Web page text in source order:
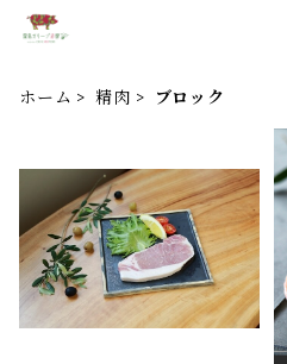
ホーム 精肉 ブロック